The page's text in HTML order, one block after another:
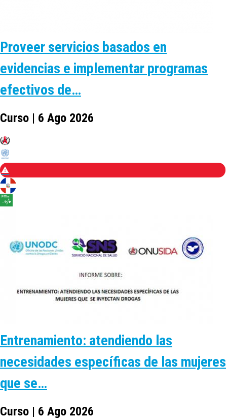
Proveer servicios basados en
evidencias e implementar programas
efectivos de…
Curso | 6 Ago 2026
Entrenamiento: atendiendo las
necesidades específicas de las mujeres
que se…
Curso | 6 Ago 2026